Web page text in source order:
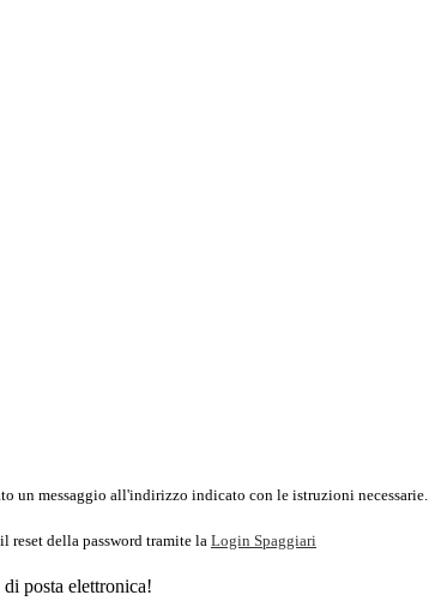
un messaggio all'indirizzo indicato con le istruzioni necessarie.
reset della password tramite la Login Spaggiari
posta elettronica!